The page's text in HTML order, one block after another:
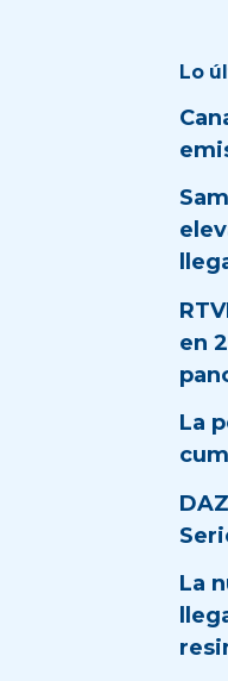
Lo
en
La
La